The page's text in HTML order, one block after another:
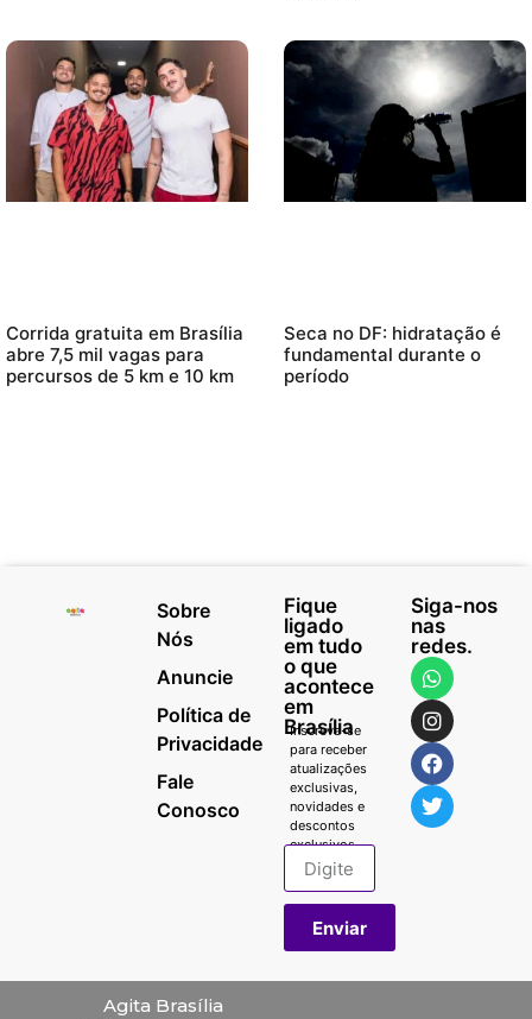
Corrida gratuita em Brasília
abre 7,5 mil vagas para
percursos de 5 km e 10 km
Seca no DF: hidratação é
fundamental durante o
período
Sobre
Nós
Anuncie
Política de
Privacidade
Fale
Conosco
Fique
ligado
em tudo
o que
acontece
em
Brasília
Inscreva-se
para receber
atualizações
exclusivas,
novidades e
descontos
exclusivos.
Enviar
Siga-nos
nas
redes.
Agita Brasília